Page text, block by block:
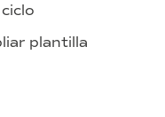
plantilla